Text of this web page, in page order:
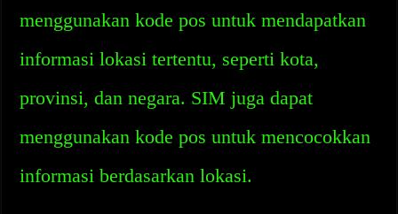
menggunakan kode pos untuk mendapatkan
informasi lokasi tertentu, seperti kota,
provinsi, dan negara. SIM juga dapat
menggunakan kode pos untuk mencocokkan
informasi berdasarkan lokasi.